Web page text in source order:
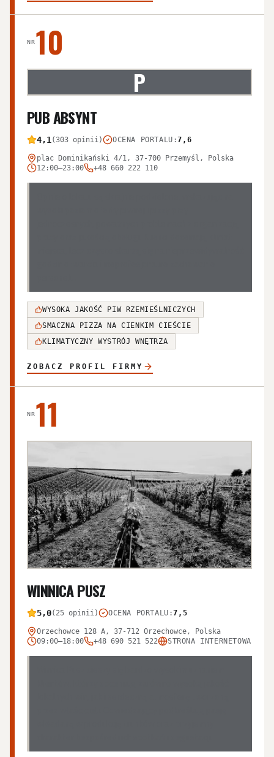
NR10
P
PUB ABSYNT
4,1 (303 opinii) OCENA PORTALU :7,6
plac Dominikański 4/1, 37-700 Przemyśl, Polska
12:00–23:00
+48 660 222 110
WYSOKA JAKOŚĆ PIW RZEMIEŚLNICZYCH
SMACZNA PIZZA NA CIENKIM CIEŚCIE
KLIMATYCZNY WYSTRÓJ WNĘTRZA
ZOBACZ PROFIL FIRMY
NR11
WINNICA PUSZ
5,0(25 opinii) OCENA PORTALU :7,5
Orzechowce 128 A, 37-712 Orzechowce, Polska
09:00–18:00
+48 690 521 522 STRONA INTERNETOWA